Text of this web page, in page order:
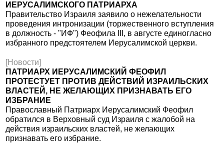
ИЕРУСАЛИМСКОГО ПАТРИАРХА
Правительство Израиля заявило о нежелательности
проведения интронизации (торжественного вступления
в должность - "ИФ") Феофила III, в августе единогласно
избранного предстоятелем Иерусалимской церкви.
[Новости]
ПАТРИАРХ ИЕРУСАЛИМСКИЙ ФЕОФИЛ
ПРОТЕСТУЕТ ПРОТИВ ДЕЙСТВИЙ ИЗРАИЛЬСКИХ
ВЛАСТЕЙ, НЕ ЖЕЛАЮЩИХ ПРИЗНАВАТЬ ЕГО
ИЗБРАНИЕ
Православный Патриарх Иерусалимский Феофил
обратился в Верховный суд Израиля с жалобой на
действия израильских властей, не желающих
признавать его избрание.